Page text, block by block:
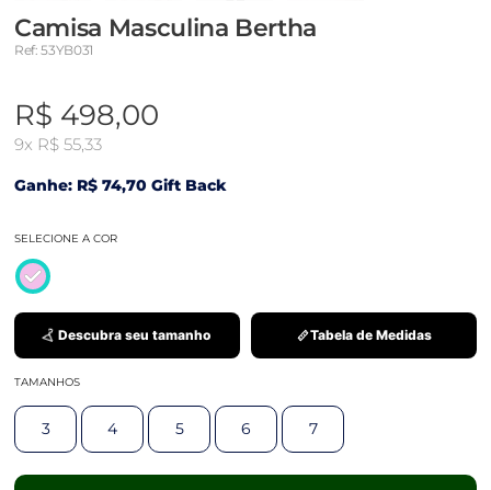
Camisa Masculina Bertha
Ref: 53YB031
R$ 498,00
9x R$ 55,33
Ganhe: R$ 74,70 Gift Back
SELECIONE A COR
Descubra seu tamanho Tabela de Medidas
TAMANHOS
3 4 5 6 7